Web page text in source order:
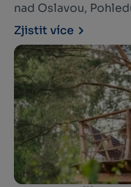
nad Oslavou,
poznáte úžasné dílo
se pobavíte.
Zjistit více